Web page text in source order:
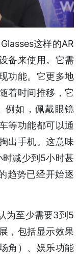
这样的AR
备来使用。它需
功能。它更多地
着时间推移，它
例如，佩戴眼镜
等功能都可以通
出手机。这意味
减少到5小时甚
趋势已经开始逐
为至少需要3到5
，包括显示效果
角）、娱乐功能